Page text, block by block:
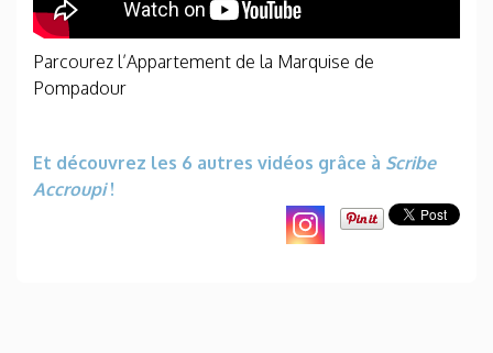
Parcourez l’Appartement de la Marquise de
Pompadour
Et découvrez les 6 autres vidéos grâce à Scribe
Accroupi !